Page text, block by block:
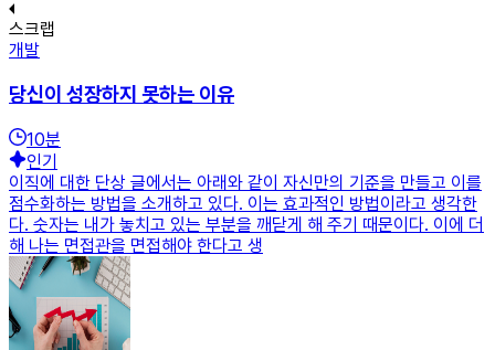
스크랩
개발
당신이 성장하지 못하는 이유
10분
인기
이직에 대한 단상 글에서는 아래와 같이 자신만의 기준을 만들고 이를
점수화하는 방법을 소개하고 있다. 이는 효과적인 방법이라고 생각한
다. 숫자는 내가 놓치고 있는 부분을 깨닫게 해 주기 때문이다. 이에 더
해 나는 면접관을 면접해야 한다고 생